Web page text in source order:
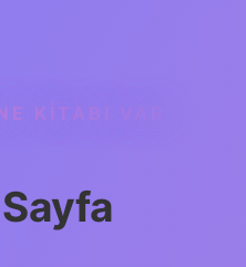
KITABI VAR